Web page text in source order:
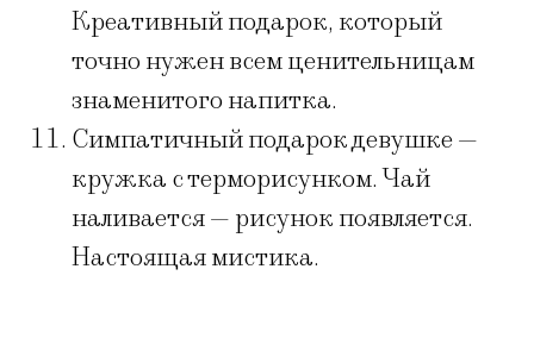
Креативный подарок, который
точно нужен всем ценительницам
знаменитого напитка.
Симпатичный подарок девушке —
кружка с терморисунком. Чай
наливается — рисунок появляется.
Настоящая мистика.